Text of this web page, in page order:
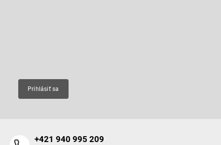
Prihlásiť sa
+421 940 995 209